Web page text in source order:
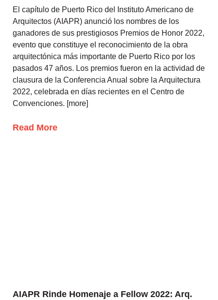
El capítulo de Puerto Rico del Instituto Americano de
Arquitectos (AIAPR) anunció los nombres de los
ganadores de sus prestigiosos Premios de Honor 2022,
evento que constituye el reconocimiento de la obra
arquitectónica más importante de Puerto Rico por los
pasados 47 años. Los premios fueron en la actividad de
clausura de la Conferencia Anual sobre la Arquitectura
2022, celebrada en días recientes en el Centro de
Convenciones. [more]
Read More
AIAPR Rinde Homenaje a Fellow 2022: Arq.